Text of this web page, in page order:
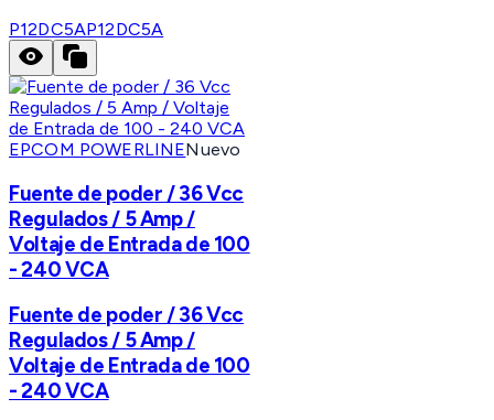
P12DC5AP12DC5A
EPCOM POWERLINENuevo
Fuente de poder / 36 Vcc
Regulados / 5 Amp /
Voltaje de Entrada de 100
- 240 VCA
Fuente de poder / 36 Vcc
Regulados / 5 Amp /
Voltaje de Entrada de 100
- 240 VCA